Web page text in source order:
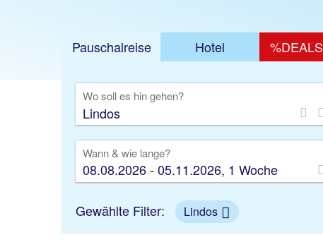
Pauschalreise Hotel %DEALS
Wo soll es hin gehen?
Wann & wie lange?
08.08.2026 - 05.11.2026, 1 Woche
Gewählte Filter: Lindos